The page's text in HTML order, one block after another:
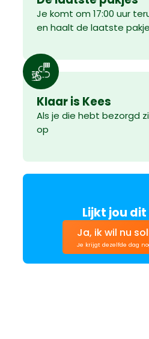
Je komt om 17:00 uur
en haalt de laatste
Klaar is Kees
Als je die hebt bezorgd
op
Lijkt jou
Ja, ik wil nu
Je krijgt dezelfde dag